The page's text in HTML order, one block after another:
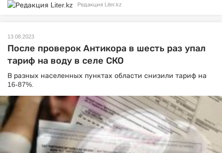
Редакция Liter.kz
13.08.2023
После проверок Антикора в шесть раз упал
тариф на воду в селе СКО
В разных населенных пунктах области снизили тариф на
16-87%.